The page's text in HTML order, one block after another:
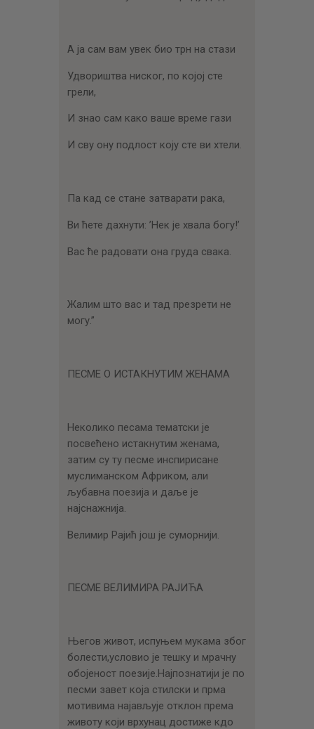
А ја сам вам увек био трн на стази
Удвориштва ниског, по којој сте
грели,
И знао сам како ваше време гази
И сву ону подлост коју сте ви хтели.
Па кад се стане затварати рака,
Ви ћете дахнути: ’Нек је хвала богу!’
Вас ће радовати она груда свака.
Жалим што вас и тад презрети не
могу.”
ПЕСМЕ О ИСТАКНУТИМ ЖЕНАМА
Неколико песама тематски је
посвећено истакнутим женама,
затим су ту песме инспирисане
муслиманском Африком, али
љубавна поезија и даље је
најснажнија.
Велимир Рајић још је суморнији.
ПЕСМЕ ВЕЛИМИРА РАЈИЋА
Његов живот, испуњем мукама због
болести,условио је тешку и мрачну
обојеност поезије.Најпознатији је по
песми завет која стилски и прма
мотивима најављује отклон према
животу који врхунац достиже кдо